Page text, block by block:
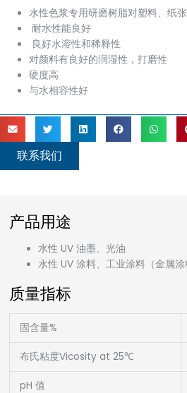
水性色浆专用研磨树脂对塑料、纸
耐水性能良好
良好水溶性和稀释性
对颜料有良好的润湿性，打磨性
硬度高
与水相容性好
联系我们
产品用途
水性 UV 油墨、光油
水性 UV 涂料、工业涂料（金属涂
质量指标
固含量%
布氏粘度Vicosity at 25℃
pH 值